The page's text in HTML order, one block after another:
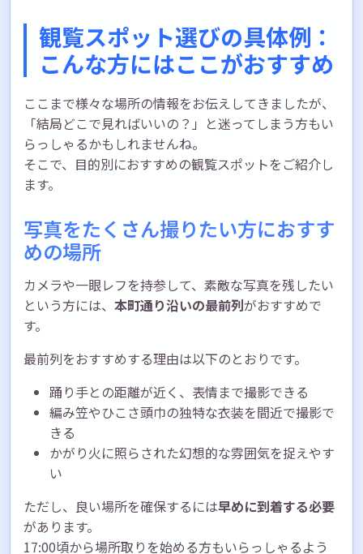
観覧スポット選びの具体例：
こんな方にはここがおすすめ
ここまで様々な場所の情報をお伝えしてきましたが、
「結局どこで見ればいいの？」と迷ってしまう方もい
らっしゃるかもしれませんね。
そこで、目的別におすすめの観覧スポットをご紹介し
ます。
写真をたくさん撮りたい方におすす
めの場所
カメラや一眼レフを持参して、素敵な写真を残したい
という方には、 本町通り沿いの最前列がおすすめで
す。
最前列をおすすめする理由は以下のとおりです。
踊り手との距離が近く、表情まで撮影できる
編み笠やひこさ頭巾の独特な衣装を間近で撮影で
きる
かがり火に照らされた幻想的な雰囲気を捉えやす
い
ただし、良い場所を確保するには早めに到着する必要
があります。
17:00頃から場所取りを始める方もいらっしゃるよう